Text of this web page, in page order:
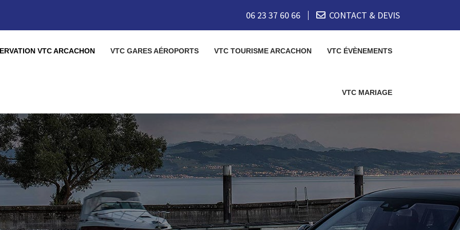
06 23 37 60 66 CONTACT & DEVIS
VTC ARCACHON VTC GARES AÉROPORTS VTC TOURISME ARCACHON VTC ÉVÈNEMENTS
VTC MARIAGE